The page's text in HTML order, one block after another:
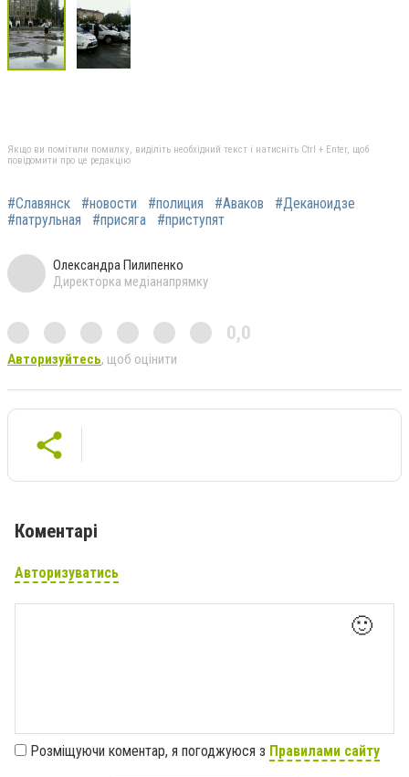
Якщо ви помітили помилку, виділіть необхідний текст і натисніть Ctrl + Enter, щоб
повідомити про це редакцію
#Славянск #новости #полиция #Аваков
#Деканоидзе
#патрульная
#присяга #приступят
Олександра Пилипенко
Директорка медіанапрямку
0,0
Авторизуйтесь, щоб оцінити
Коментарі
Авторизуватись
🙂
Розміщуючи коментар, я погоджуюся з Правилами сайту